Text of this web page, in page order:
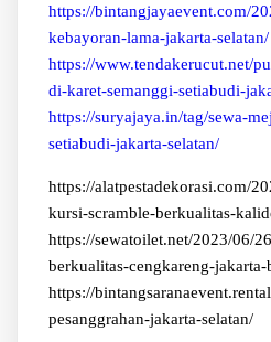
https://bintangjayaevent.com/
kebayoran-lama-jakarta-selatan/
https://www.tendakerucut.net/
di-karet-semanggi-setiabudi-
https://suryajaya.in/tag/sewa-
setiabudi-jakarta-selatan/
https://alatpestadekorasi.com/
kursi-scramble-berkualitas-
https://sewatoilet.net/2023/06/
berkualitas-cengkareng-jakarta-
https://
pesanggrahan-jakarta-selatan/